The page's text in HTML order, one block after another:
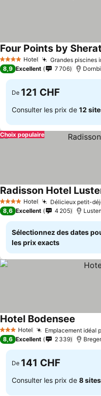
4 Étoiles Hotel Grandes piscines
8,9 Excellent 7 706
De 121 CHF
Consulter les prix de 12
Choix populaire
4 Étoiles Hotel Délicieux petit-
Radisson Hotel
8,6 Excellent 4 205
Sélectionnez des dates
les prix exacts
3 ÉtoilesHotel Emplacement idéal
Hotel Bodensee
8,6 Excellent 2 339
De 141 CHF
Consulter les prix de 8 sites